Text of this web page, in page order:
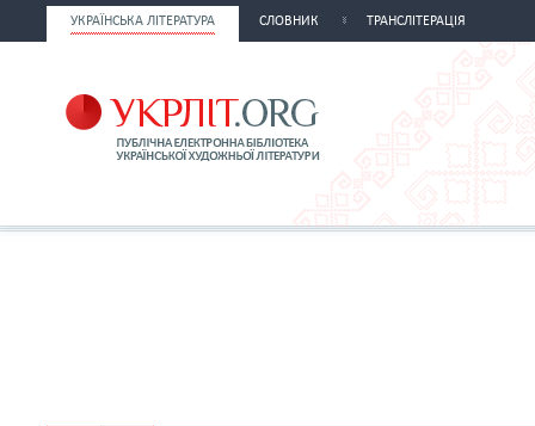
УКРАЇНСЬКА ЛІТЕРАТУРА СЛОВНИК ТРАНСЛІТЕРАЦІЯ